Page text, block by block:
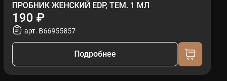
ПРОБНИК ЖЕНСКИЙ EDP, ТЕМ. 1 МЛ
190 ₽
арт. B66955857
Подробнее